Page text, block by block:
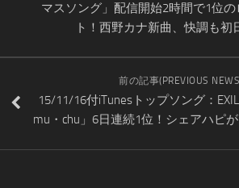
マスソング」配信開始2時間で1位
ト！西野カナ新曲、快調も初
前の記事(PREVIOUS
15/11/16付iTunesトップソング：
mu・chu」6日連続1位！シェアハピ